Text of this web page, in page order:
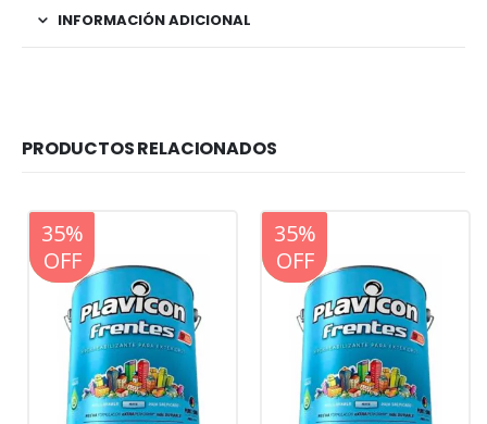
INFORMACIÓN ADICIONAL
PRODUCTOS RELACIONADOS
20%
OFF
35%
OFF
20%
OFF
35%
OFF